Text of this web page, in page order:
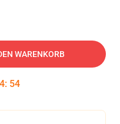
WARENKORB
: 54